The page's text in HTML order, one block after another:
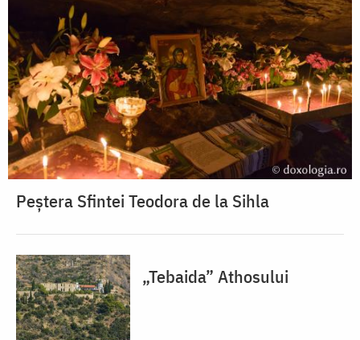
Peștera Sfintei Teodora de la Sihla
„Tebaida” Athosului